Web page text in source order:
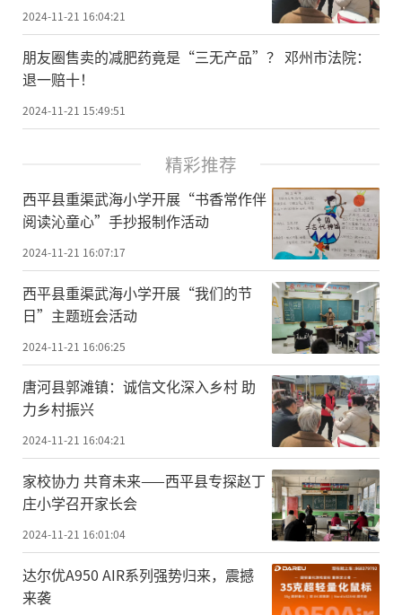
2024-11-21 16:04:21
朋友圈售卖的减肥药竟是“三无产品”？ 邓州市法院：
退一赔十！
2024-11-21 15:49:51
精彩推荐
​西平县重渠武海小学开展“书香常作伴
阅读沁童心”手抄报制作活动
2024-11-21 16:07:17
​西平县重渠武海小学开展“我们的节
日”主题班会活动
2024-11-21 16:06:25
唐河县郭滩镇：诚信文化深入乡村 助
力乡村振兴
2024-11-21 16:04:21
​家校协力 共育未来——西平县专探赵丁
庄小学召开家长会
2024-11-21 16:01:04
达尔优A950 AIR系列强势归来，震撼
来袭